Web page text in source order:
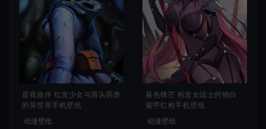
星夜旅伴 红发少女与肩头萌兽
的异世界手机壁纸
动漫壁纸
暮色锋芒 粉发女战士的独白
紫甲红枪手机壁纸
动漫壁纸